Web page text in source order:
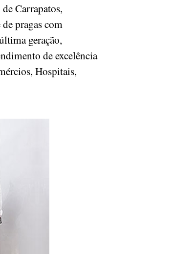
Carrapatos,
pragas com
geração,
de excelência
Hospitais,